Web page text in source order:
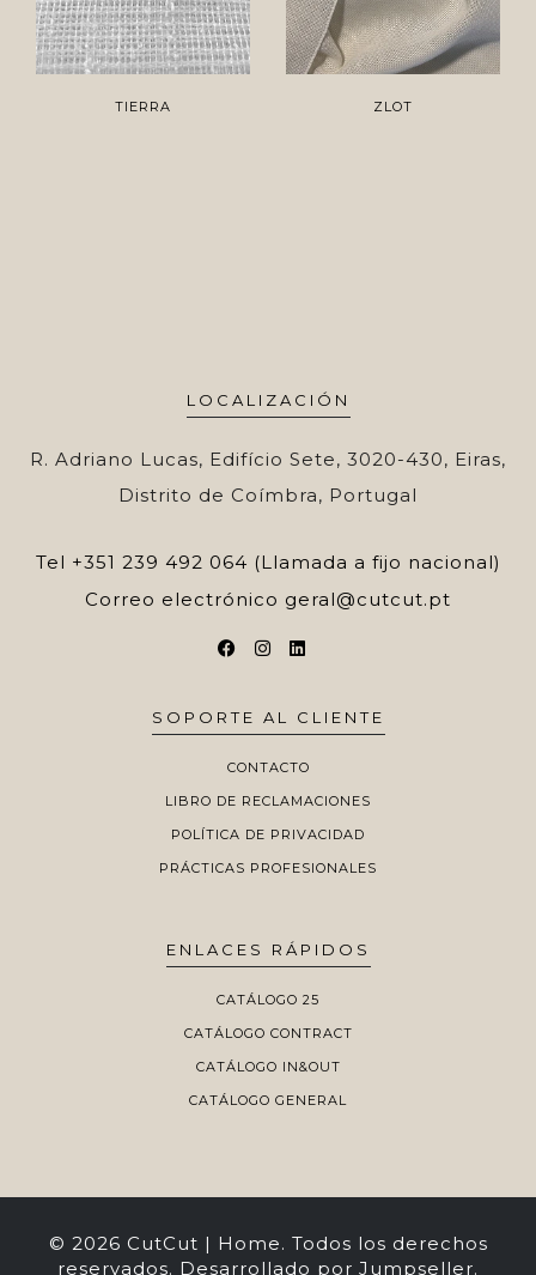
TIERRA ZLOT
LOCALIZACIÓN
R. Adriano Lucas, Edifício Sete, 3020-430, Eiras,
Distrito de Coímbra, Portugal
Tel +351 239 492 064 (Llamada a fijo nacional)
Correo electrónico geral@cutcut.pt
SOPORTE AL CLIENTE
CONTACTO
LIBRO DE RECLAMACIONES
POLÍTICA DE PRIVACIDAD
PRÁCTICAS PROFESIONALES
ENLACES RÁPIDOS
CATÁLOGO 25
CATÁLOGO CONTRACT
CATÁLOGO IN&OUT
CATÁLOGO GENERAL
© 2026 CutCut | Home. Todos los derechos
reservados. Desarrollado por Jumpseller.